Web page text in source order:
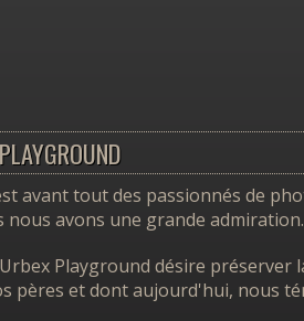
avant tout des passionnés de
nous avons une grande admiration.
Playground désire
pères et dont aujourd'hui, nous